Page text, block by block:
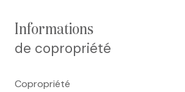
informations
de copropriété
Copropriété